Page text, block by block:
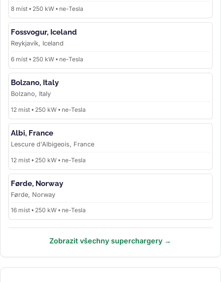
8 míst • 250 kW • ne-Tesla
Fossvogur, Iceland
Reykjavík, Iceland
6 míst • 250 kW • ne-Tesla
Bolzano, Italy
Bolzano, Italy
12 míst • 250 kW • ne-Tesla
Albi, France
Lescure d'Albigeois, France
12 míst • 250 kW • ne-Tesla
Førde, Norway
Førde, Norway
16 míst • 250 kW • ne-Tesla
Zobrazit všechny superchargery →